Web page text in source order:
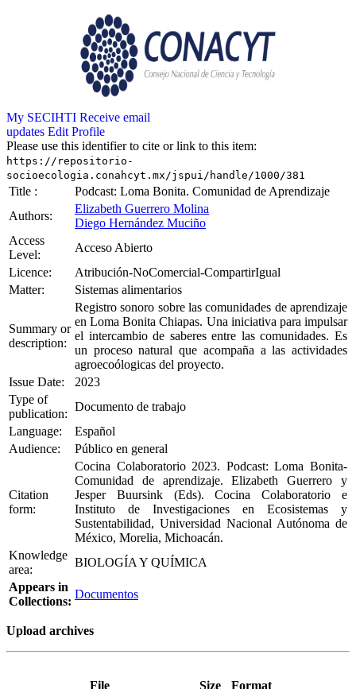
My SECIHTI Receive email
updates Edit Profile
Please use this identifier to cite or link to this item:
https://repositorio-
socioecologia.conahcyt.mx/jspui/handle/1000/381
Title :
Podcast: Loma Bonita. Comunidad de Aprendizaje
Authors:
Elizabeth Guerrero Molina
Diego Hernández Muciño
Access
Level:
Acceso Abierto
Licence:
Atribución-NoComercial-CompartirIgual
Matter:
Sistemas alimentarios
Summary or
description:
Registro sonoro sobre las comunidades de aprendizaje
en Loma Bonita Chiapas. Una iniciativa para impulsar
el intercambio de saberes entre las comunidades. Es
un proceso natural que acompaña a las actividades
agroecoólogicas del proyecto.
Issue Date:
2023
Type of
publication:
Documento de trabajo
Language:
Español
Audience:
Público en general
Citation
form:
Cocina Colaboratorio 2023. Podcast: Loma Bonita-
Comunidad de aprendizaje. Elizabeth Guerrero y
Jesper Buursink (Eds). Cocina Colaboratorio e
Instituto de Investigaciones en Ecosistemas y
Sustentabilidad, Universidad Nacional Autónoma de
México, Morelia, Michoacán.
Knowledge
area:
BIOLOGÍA Y QUÍMICA
Appears in
Collections:
Documentos
Upload archives
File Size Format